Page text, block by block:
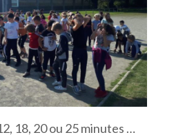
18, 20 ou 25 minutes …